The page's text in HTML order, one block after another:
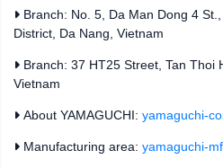
Branch: No. 5, Da Man Dong 4
District, Da Nang, Vietnam
Branch: 37 HT25 Street, Tan Thoi
Vietnam
About YAMAGUCHI: yamaguchi-
Manufacturing area: yamaguchi-